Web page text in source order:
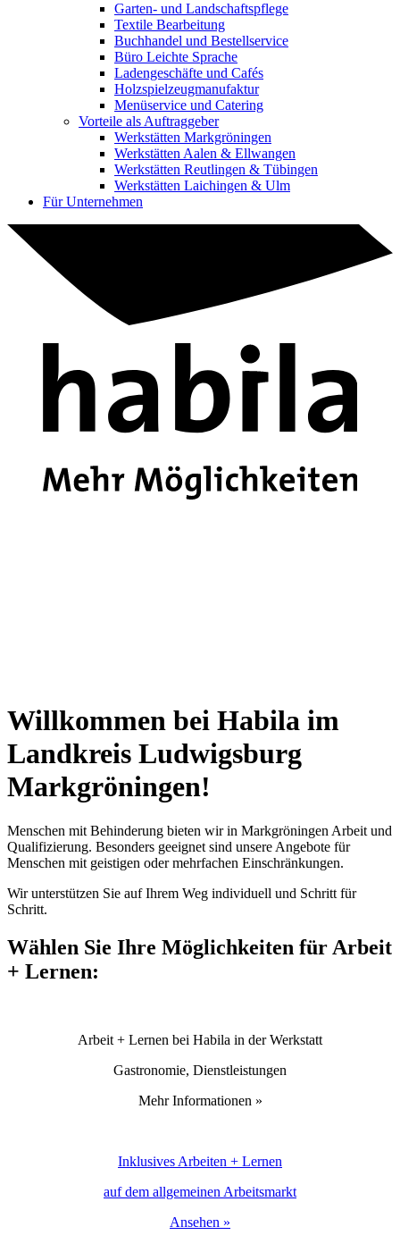
Garten- und Landschaftspflege
Textile Bearbeitung
Buchhandel und Bestellservice
Büro Leichte Sprache
Ladengeschäfte und Cafés
Holzspielzeugmanufaktur
Menüservice und Catering
Vorteile als Auftraggeber
Werkstätten Markgröningen
Werkstätten Aalen & Ellwangen
Werkstätten Reutlingen & Tübingen
Werkstätten Laichingen & Ulm
Für Unternehmen
Willkommen bei Habila im
Landkreis Ludwigsburg
Markgröningen!
Menschen mit Behinderung bieten wir in Markgröningen Arbeit und
Qualifizierung. Besonders geeignet sind unsere Angebote für
Menschen mit geistigen oder mehrfachen Einschränkungen.
Wir unterstützen Sie auf Ihrem Weg individuell und Schritt für
Schritt.
Wählen Sie Ihre Möglichkeiten für Arbeit
+ Lernen:
Arbeit + Lernen bei Habila in der Werkstatt
Gastronomie, Dienstleistungen
Mehr Informationen »
Inklusives Arbeiten + Lernen
auf dem allgemeinen Arbeitsmarkt
Ansehen »